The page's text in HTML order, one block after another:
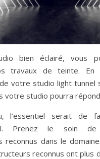
bien éclairé, vous
travaux de teinte. En
votre studio light tunnel
votre studio pourra
l’essentiel serait de
Prenez le soin
reconnus dans le
reconnus ont plus